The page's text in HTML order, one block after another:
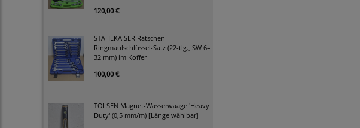
120,00 €
STAHLKAISER Ratschen-
Ringmaulschlüssel-Satz (22-tlg., SW 6–
32 mm) im Koffer
100,00 €
TOLSEN Magnet-Wasserwaage 'Heavy
Duty' (0,5 mm/m) [Länge wählbar]